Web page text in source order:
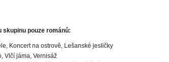
skupinu pouze románů:
Koncert na ostrově, Lešanské jesličky
Vlčí jáma, Vernisáž